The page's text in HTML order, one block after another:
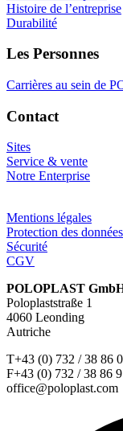
Histoire de l’entreprise
Durabilité
Les Personnes
Carrières au sein de
Contact
Sites
Service & vente
Notre Enterprise
Mentions légales
Protection des données
Sécurité
CGV
POLOPLAST
Poloplaststraße 1
4060 Leonding
Autriche
T+43 (0) 732 / 38 86 0
F+43 (0) 732 / 38 86 9
office@poloplast.com